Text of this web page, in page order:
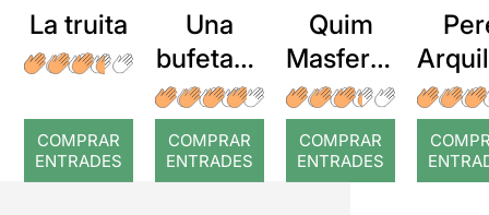
La truita
COMPRAR
ENTRADES
Una
bufetada
a temps
COMPRAR
ENTRADES
Quim
Masferre
r: Temps
COMPRAR
ENTRADES
: